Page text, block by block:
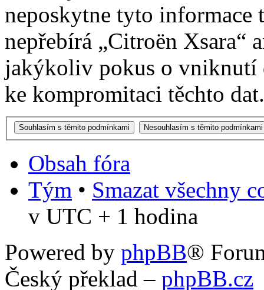
neposkytne tyto informace
nepřebírá „Citroën Xsara“
jakýkoliv pokus o vniknutí
ke kompromitaci těchto dat.
Obsah fóra
Tým • Smazat všechny
v UTC + 1 hodina
Powered by phpBB®
Český překlad – phpBB.cz